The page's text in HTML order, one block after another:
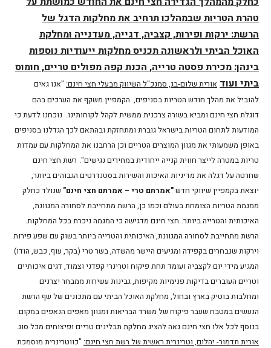
טהרת הטריות שבמהלכו תרחיב את מחלקות הדגל של
הרשת: ירקות ופירות, קצביה, דגייה, מעדנייה ומחלקת
האוכל הביתי ולראשונה תכניס מחלקות ייעודיות נוספות
בינהן: מכירת פסטה טרייה, הכנת קפה מפולים טריים, חומוס
ביתי ועוד אורית שלום-בג, סמנכ"ל השיווק מבעלי חצי חינם: "אנו גאים
להוביל את מהלך חודש הטריות בסניפים, הקמפיין משקף את הערכים בהם
דוגלת חצי חינם ומביא בשורה צרכנית ממשית לקהל לקוחותינו. נוכחנו לדעת כי
המודעות לתחום הטריות בישראל גוברת ומתחזקת ובהתאם לכך הגדלנו בסניפים
באופן משמעותי את מגוון המוצרים הטריים וכן הרחבנו את המחלקות עם עמדות
טריות במטרה לייצר חווית קנייה ייחודית במחירים נגישים". רשת חצי חינם
שחרטה על דגלה את מדיניות האיכות והשירות בסטנדרטים הגבוהים ביותר,
יוצאת בקמפיין שיווקי חדש"אמרתם טרי – אמרתם חצי חינם" שנולד כחלק
ממגמת הטריות הצומחת בעולם וכמו כן, הרשת מתחייבת לסחורה המגוונת,
האיכותית והטרייה ביותר. חצי חינם מדגישה כי המגמה ניכרת בכל המחלקות.
הרשת מתחייבת לסחורה המגוונת, האיכותית והטרייה ביותר בשוק עם שפע פירות
וירקות שנבחרים בקפידה ומגיעים היישר מהשדה, בשר טרי (בקר, עוף, כבש, הודו)
המגיע מידי יום לקצביה ועומד תחת פיקוח וטרינרי קפדני וצמוד, דגים איכותיים
וטריים העוברים בדיקות פנימיות מקיפות, גבינות עשירות ממבחר יצרנים
ומחלבות בוטיק בארץ ובחול, מחלקת האוכל הביתי עם מתכונים של שף הרשת
הנעשים במטבח שעבר פיקוח של משרד הבריאות ומגוון מאפים הנאפים במקום.
בנוסף לכל אלו חצי חינם גאה להציג מחלקת תבלינים טריים ופיצוחים מכל סוג.
אורית תדמור- יהלום, וטרינרית ראשית של רשת חצי חינם: "כווטרינרית מוסמכת